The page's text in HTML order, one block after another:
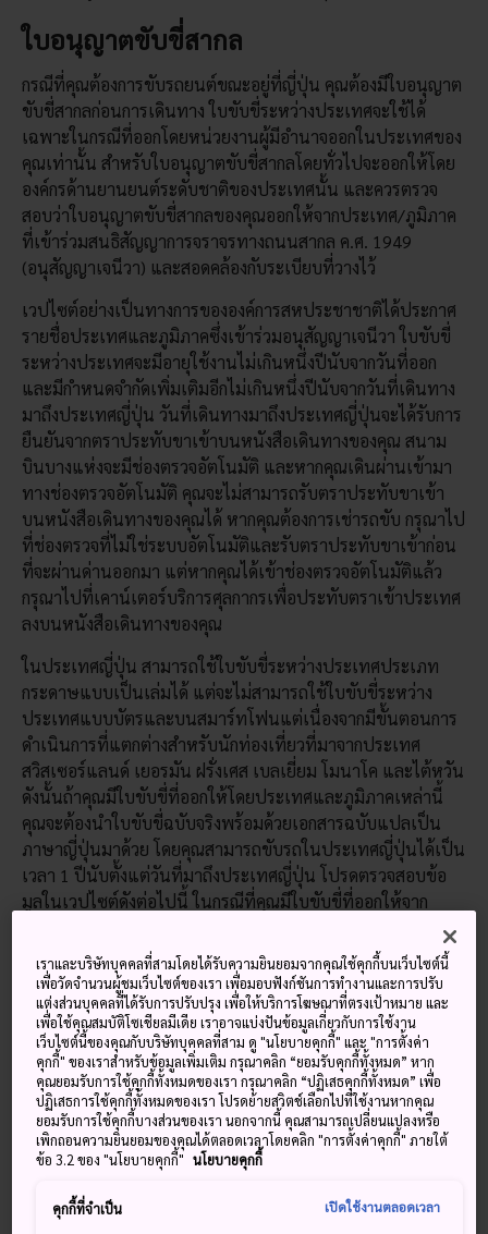
ใบอนุญาตขับขี่สากล
กรณีที่คุณต้องการขับรถยนต์ขณะอยู่ที่ญี่ปุ่น คุณต้องมีใบอนุญาต
ขับขี่สากลก่อนการเดินทาง ใบขับขี่ระหว่างประเทศจะใช้ได้
เฉพาะในกรณีที่ออกโดยหน่วยงานผู้มีอำนาจออกในประเทศของ
คุณเท่านั้น สำหรับใบอนุญาตขับขี่สากลโดยทั่วไปจะออกให้โดย
องค์กรด้านยานยนต์ระดับชาติของประเทศนั้น และควรตรวจ
สอบว่าใบอนุญาตขับขี่สากลของคุณออกให้จากประเทศ/ภูมิภาค
ที่เข้าร่วมสนธิสัญญาการจราจรทางถนนสากล ค.ศ. 1949
(อนุสัญญาเจนีวา) และสอดคล้องกับระเบียบที่วางไว้
เวปไซต์อย่างเป็นทางการขององค์การสหประชาชาติได้ประกาศ
รายชื่อประเทศและภูมิภาคซึ่งเข้าร่วมอนุสัญญาเจนีวา ใบขับขี่
ระหว่างประเทศจะมีอายุใช้งานไม่เกินหนึ่งปีนับจากวันที่ออก
และมีกำหนดจำกัดเพิ่มเติมอีกไม่เกินหนึ่งปีนับจากวันที่เดินทาง
มาถึงประเทศญี่ปุ่น วันที่เดินทางมาถึงประเทศญี่ปุ่นจะได้รับการ
ยืนยันจากตราประทับขาเข้าบนหนังสือเดินทางของคุณ สนาม
บินบางแห่งจะมีช่องตรวจอัตโนมัติ และหากคุณเดินผ่านเข้ามา
ทางช่องตรวจอัตโนมัติ คุณจะไม่สามารถรับตราประทับขาเข้า
บนหนังสือเดินทางของคุณได้ หากคุณต้องการเช่ารถขับ กรุณาไป
ที่ช่องตรวจที่ไม่ใช่ระบบอัตโนมัติและรับตราประทับขาเข้าก่อน
ที่จะผ่านด่านออกมา แต่หากคุณได้เข้าช่องตรวจอัตโนมัติแล้ว
กรุณาไปที่เคาน์เตอร์บริการศุลกากรเพื่อประทับตราเข้าประเทศ
ลงบนหนังสือเดินทางของคุณ
ในประเทศญี่ปุ่น สามารถใช้ใบขับขี่ระหว่างประเทศประเภท
กระดาษแบบเป็นเล่มได้ แต่จะไม่สามารถใช้ใบขับขี่ระหว่าง
ประเทศแบบบัตรและบนสมาร์ทโฟนแต่เนื่องจากมีขั้นตอนการ
ดำเนินการที่แตกต่างสำหรับนักท่องเที่ยวที่มาจากประเทศ
สวิสเซอร์แลนด์ เยอรมัน ฝรั่งเศส เบลเยี่ยม โมนาโค และไต้หวัน
ดังนั้นถ้าคุณมีใบขับขี่ที่ออกให้โดยประเทศและภูมิภาคเหล่านี้
คุณจะต้องนำใบขับขี่ฉบับจริงพร้อมด้วยเอกสารฉบับแปลเป็น
ภาษาญี่ปุ่นมาด้วย โดยคุณสามารถขับรถในประเทศญี่ปุ่นได้เป็น
เวลา 1 ปีนับตั้งแต่วันที่มาถึงประเทศญี่ปุ่น โปรดตรวจสอบข้อ
มูลในเวปไซต์ดังต่อไปนี้ ในกรณีที่คุณมีใบขับขี่ที่ออกให้จาก
และไต้หวัน
สหพันธ์รถยนต์แห่งประเทศญี่ปุ่น (JAF)
สำหรับข้อมูลเพิ่มเติมสำหรับใบขับขี่ที่ถูกต้องในประเทศญี่ปุ่น
โปรดคลิ๊กได้ที่นี่
สำนักงานตำรวจแห่งชาติ: สำนักการจราจร
เจแปนเอ็กซ์พีเรนซ์
ตัวแทนรับดำเนินการแปลภาษาญี่ปุ่นสำหรับใบขับขี่ผ่าน JAF
สำหรับประเทศ/พื้นที่เหล่านี้ : สวิสเซอร์แลนด์ เยอรมัน ฝรั่งเศส
เราและบริษัทบุคคลที่สามโดยได้รับความยินยอมจากคุณใช้คุกกี้บนเว็บไซต์นี้
เพื่อวัดจำนวนผู้ชมเว็บไซต์ของเรา เพื่อมอบฟังก์ชันการทำงานและการปรับ
แต่งส่วนบุคคลที่ได้รับการปรับปรุง เพื่อให้บริการโฆษณาที่ตรงเป้าหมาย และ
เพื่อใช้คุณสมบัติโซเชียลมีเดีย เราอาจแบ่งปันข้อมูลเกี่ยวกับการใช้งาน
เว็บไซต์นี้ของคุณกับบริษัทบุคคลที่สาม ดู "นโยบายคุกกี้" และ "การตั้งค่า
คุกกี้" ของเราสำหรับข้อมูลเพิ่มเติม กรุณาคลิก “ยอมรับคุกกี้ทั้งหมด” หาก
คุณยอมรับการใช้คุกกี้ทั้งหมดของเรา กรุณาคลิก “ปฏิเสธคุกกี้ทั้งหมด” เพื่อ
ปฏิเสธการใช้คุกกี้ทั้งหมดของเรา โปรดย้ายสวิตช์เลือกไปที่ใช้งานหากคุณ
ยอมรับการใช้คุกกี้บางส่วนของเรา นอกจากนี้ คุณสามารถเปลี่ยนแปลงหรือ
เพิกถอนความยินยอมของคุณได้ตลอดเวลาโดยคลิก "การตั้งค่าคุกกี้" ภายใต้
ข้อ 3.2 ของ "นโยบายคุกกี้" นโยบายคุกกี้
คุกกี้ที่จำเป็น เปิดใช้งานตลอดเวลา